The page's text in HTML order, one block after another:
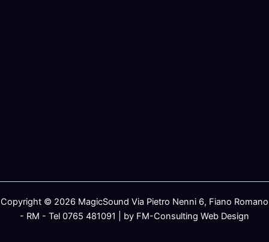
Copyright © 2026 MagicSound Via Pietro Nenni 6, Fiano Romano
- RM - Tel 0765 481091 | by FM-Consulting Web Design